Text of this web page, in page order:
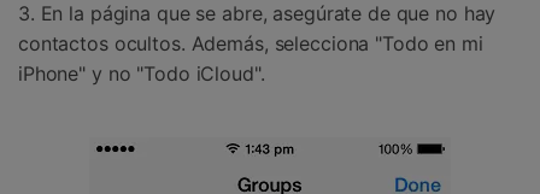
3. En la página que se abre, asegúrate de que no hay
contactos ocultos. Además, selecciona "Todo en mi
iPhone" y no "Todo iCloud".